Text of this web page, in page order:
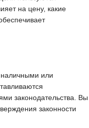
на цену, какие
наличными или
законодательства. Вы
законности